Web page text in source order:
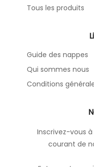
Tous les produits
Guide des nappes
Qui sommes nous
Conditions
Inscrivez-vous
courant de